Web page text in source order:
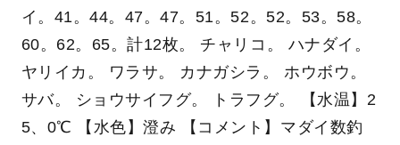
イ。41。44。47。47。51。52。52。53。58。
60。62。65。計12枚。 チャリコ。 ハナダイ。
ヤリイカ。 ワラサ。 カナガシラ。 ホウボウ。
サバ。 ショウサイフグ。 トラフグ。 【水温】2
5、0℃ 【水色】澄み 【コメント】マダイ数釣